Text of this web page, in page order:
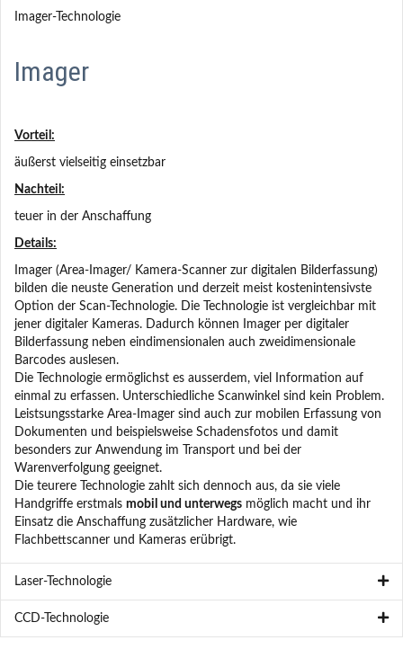
Imager-Technologie
Imager
Vorteil:
äußerst vielseitig einsetzbar
Nachteil:
teuer in der Anschaffung
Details:
Imager (Area-Imager/ Kamera-Scanner zur digitalen Bilderfassung)
bilden die neuste Generation und derzeit meist kostenintensivste
Option der Scan-Technologie. Die Technologie ist vergleichbar mit
jener digitaler Kameras. Dadurch können Imager per digitaler
Bilderfassung neben eindimensionalen auch zweidimensionale
Barcodes auslesen.
Die Technologie ermöglichst es ausserdem, viel Information auf
einmal zu erfassen. Unterschiedliche Scanwinkel sind kein Problem.
Leistsungsstarke Area-Imager sind auch zur mobilen Erfassung von
Dokumenten und beispielsweise Schadensfotos und damit
besonders zur Anwendung im Transport und bei der
Warenverfolgung geeignet.
Die teurere Technologie zahlt sich dennoch aus, da sie viele
Handgriffe erstmals mobil und unterwegs möglich macht und ihr
Einsatz die Anschaffung zusätzlicher Hardware, wie
Flachbettscanner und Kameras erübrigt.
Laser-Technologie
CCD-Technologie